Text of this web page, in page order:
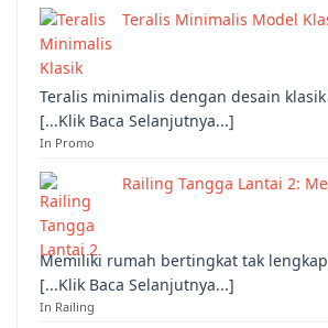
Teralis Minimalis Model
Teralis minimalis dengan desain
[...Klik Baca Selanjutnya...]
In Promo
Railing Tangga Lantai 2:
Memiliki rumah bertingkat tak
[...Klik Baca Selanjutnya...]
In Railing